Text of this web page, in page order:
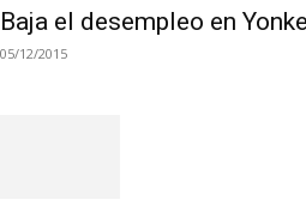
Baja el desempleo en
05/12/2015